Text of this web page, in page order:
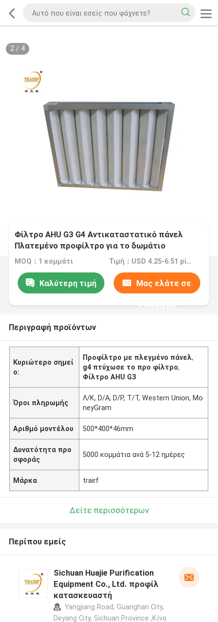
2/ 4
Φίλτρο AHU G3 G4 Αντικαταστατικό πάνελ
Πλατεμένο προφίλτρο για το δωμάτιο
καθαρισμού
MOQ：1 κομμάτι Τιμή：USD 4.25-6.51 piece
Καλύτερη τιμή Μας ελάτε σε
επαφή με
Περιγραφή προϊόντων
Κυριώτερο σημεί
ο:
Προφίλτρο με πλεγμένο πάνελ,
g4 πτύχωσε το προ φίλτρο,
Φίλτρο AHU G3
Όροι πληρωμής
Λ/Κ, D/A, D/P, T/T, Western Union, Mo
neyGram
Αριθμό μοντέλου 500*400*46mm
Δυνατότητα προ
σφοράς
5000 κομμάτια ανά 5-12 ημέρες
Μάρκα trairf
Δείτε περισσότερων
Περίπου εμείς
Sichuan Huajie Purification
Equipment Co., Ltd. προφίλ
κατασκευαστή
Yangjiang Road, Guanghan City,
Deyang City, Sichuan Province ,Κίνα